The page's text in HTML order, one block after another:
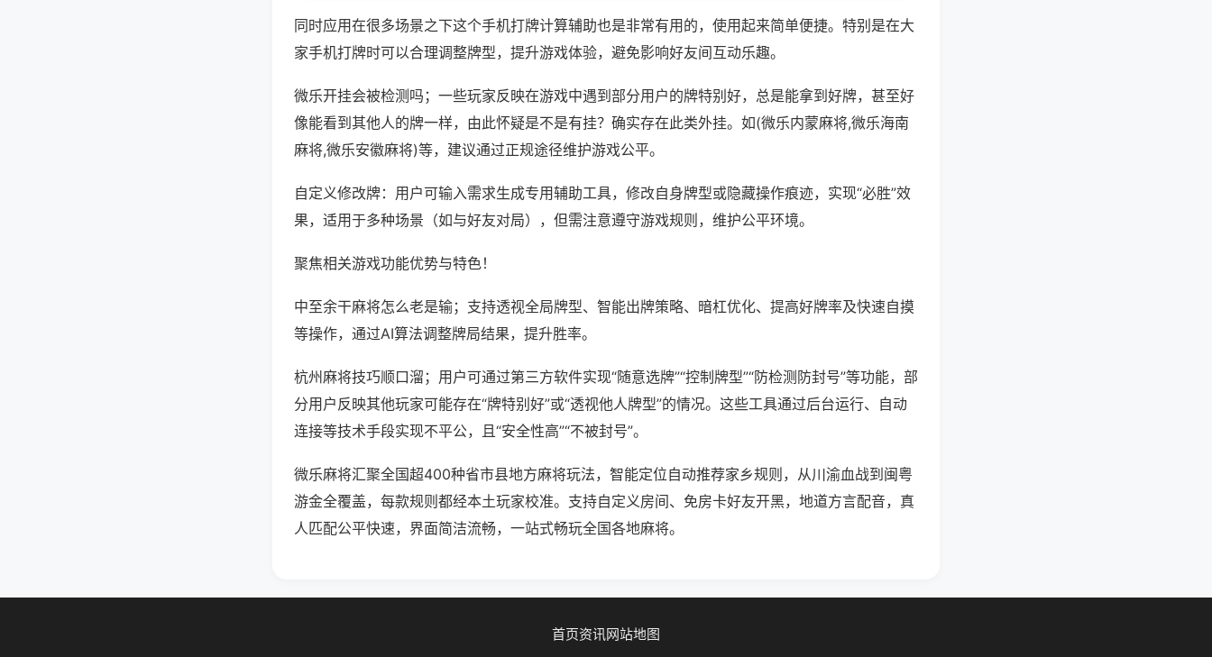
同时应用在很多场景之下这个手机打牌计算辅助也是非常有用的，使用起来简单便捷。特别是在大
家手机打牌时可以合理调整牌型，提升游戏体验，避免影响好友间互动乐趣。
微乐开挂会被检测吗；一些玩家反映在游戏中遇到部分用户的牌特别好，总是能拿到好牌，甚至好
像能看到其他人的牌一样，由此怀疑是不是有挂？确实存在此类外挂。如(微乐内蒙麻将,微乐海南
麻将,微乐安徽麻将)等，建议通过正规途径维护游戏公平。
自定义修改牌：用户可输入需求生成专用辅助工具，修改自身牌型或隐藏操作痕迹，实现“必胜”效
果，适用于多种场景（如与好友对局），但需注意遵守游戏规则，维护公平环境。
聚焦相关游戏功能优势与特色！
中至余干麻将怎么老是输；支持透视全局牌型、智能出牌策略、暗杠优化、提高好牌率及快速自摸
等操作，通过AI算法调整牌局结果，提升胜率。
杭州麻将技巧顺口溜；用户可通过第三方软件实现“随意选牌”“控制牌型”“防检测防封号”等功能，部
分用户反映其他玩家可能存在“牌特别好”或“透视他人牌型”的情况。这些工具通过后台运行、自动
连接等技术手段实现不平公，且“安全性高”“不被封号”。
微乐麻将汇聚全国超400种省市县地方麻将玩法，智能定位自动推荐家乡规则，从川渝血战到闽粤
游金全覆盖，每款规则都经本土玩家校准。支持自定义房间、免房卡好友开黑，地道方言配音，真
人匹配公平快速，界面简洁流畅，一站式畅玩全国各地麻将。
首页资讯网站地图